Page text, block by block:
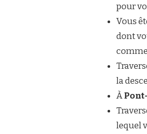
pour
Vous
dont
la
À
lequel